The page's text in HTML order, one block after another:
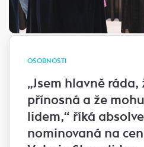
OSOBNOSTI
„Jsem hlavně
přínosná a že
lidem,“ říká
nominovaná na